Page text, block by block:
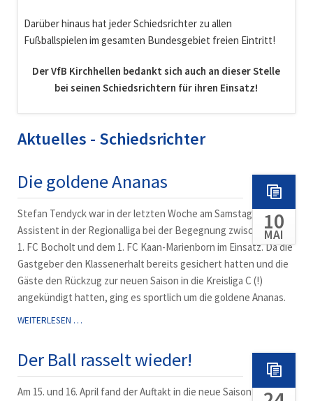
Darüber hinaus hat jeder Schiedsrichter zu allen
Fußballspielen im gesamten Bundesgebiet freien Eintritt!
Der VfB Kirchhellen bedankt sich auch an dieser Stelle
bei seinen Schiedsrichtern für ihren Einsatz!
Aktuelles - Schiedsrichter
Die goldene Ananas
10
MAI
Stefan Tendyck war in der letzten Woche am Samstag als
Assistent in der Regionalliga bei der Begegnung zwischen dem
1. FC Bocholt und dem 1. FC Kaan-Marienborn im Einsatz. Da die
Gastgeber den Klassenerhalt bereits gesichert hatten und die
Gäste den Rückzug zur neuen Saison in die Kreisliga C (!)
angekündigt hatten, ging es sportlich um die goldene Ananas.
WEITERLESEN …DIE
Der Ball rasselt wieder!
Am 15. und 16. April fand der Auftakt in die neue Saison der